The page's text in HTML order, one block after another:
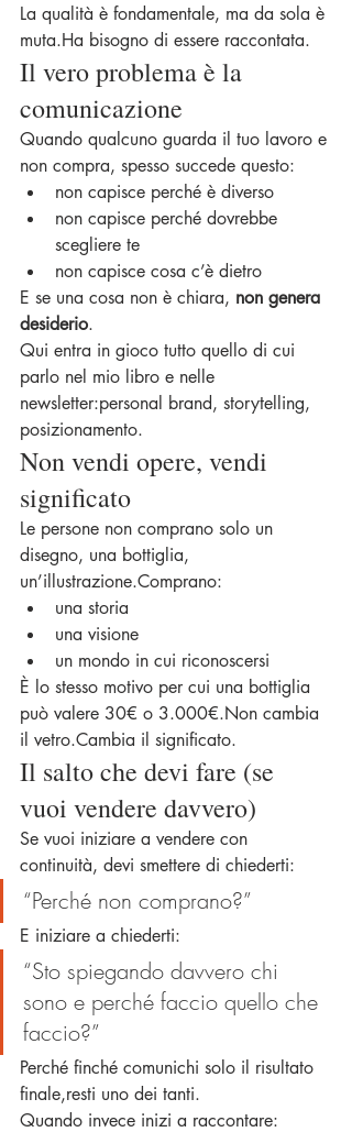
La qualità è fondamentale, ma da sola è
muta.Ha bisogno di essere raccontata.
Il vero problema è la
comunicazione
Quando qualcuno guarda il tuo lavoro e
non compra, spesso succede questo:
non capisce perché è diverso
non capisce perché dovrebbe
scegliere te
non capisce cosa c’è dietro
E se una cosa non è chiara, non genera
desiderio.
Qui entra in gioco tutto quello di cui
parlo nel mio libro e nelle
newsletter:personal brand, storytelling,
posizionamento.
Non vendi opere, vendi
significato
Le persone non comprano solo un
disegno, una bottiglia,
un’illustrazione.Comprano:
una storia
una visione
un mondo in cui riconoscersi
È lo stesso motivo per cui una bottiglia
può valere 30€ o 3.000€.Non cambia
il vetro.Cambia il significato.
Il salto che devi fare (se
vuoi vendere davvero)
Se vuoi iniziare a vendere con
continuità, devi smettere di chiederti:
“Perché non comprano?”
E iniziare a chiederti:
“Sto spiegando davvero chi
sono e perché faccio quello che
faccio?”
Perché finché comunichi solo il risultato
finale,resti uno dei tanti.
Quando invece inizi a raccontare: